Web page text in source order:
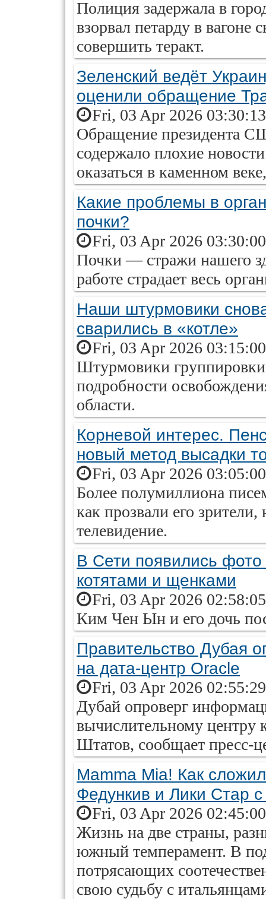
Полиция задержала в
взорвал петарду в вагоне
совершить теракт.
Зеленский ведёт
оценили обращение
Fri, 03 Apr 2026
Обращение президента
содержало плохие
оказаться в каменном
Какие проблемы в
почки?
Fri, 03 Apr 2026
Почки — стражи нашего
работе страдает весь
Наши штурмовики
сварились в «котле»
Fri, 03 Apr 2026
Штурмовики группировки
подробности
области.
Корневой интерес.
новый метод высадки
Fri, 03 Apr 2026
Более полумиллиона
как прозвали его
телевидение.
В Сети появились
котятами и щенками
Fri, 03 Apr 2026
Ким Чен Ын и его дочь
Правительство Дубая
на дата-центр Oracle
Fri, 03 Apr 2026
Дубай опроверг
вычислительному центру
Штатов, сообщает пресс-
Mamma Mia! Как
Федункив и Лики Стар
Fri, 03 Apr 2026
Жизнь на две страны,
южный темперамент. В
потрясающих
свою судьбу с